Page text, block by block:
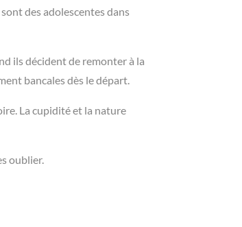
des adolescentes dans
ils décident de remonter à la
bancales dès le départ.
La cupidité et la nature
oublier.